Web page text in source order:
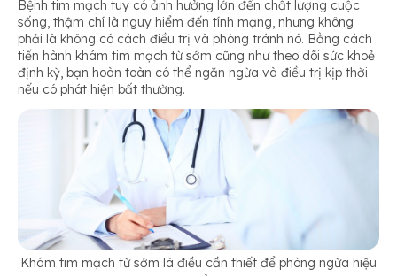
Bệnh tim mạch tuy có ảnh hưởng lớn đến chất lượng cuộc
sống, thậm chí là nguy hiểm đến tính mạng, nhưng không
phải là không có cách điều trị và phòng tránh nó. Bằng cách
tiến hành khám tim mạch từ sớm cũng như theo dõi sức khoẻ
định kỳ, bạn hoàn toàn có thể ngăn ngừa và điều trị kịp thời
nếu có phát hiện bất thường.
Khám tim mạch từ sớm là điều cần thiết để phòng ngừa hiệu